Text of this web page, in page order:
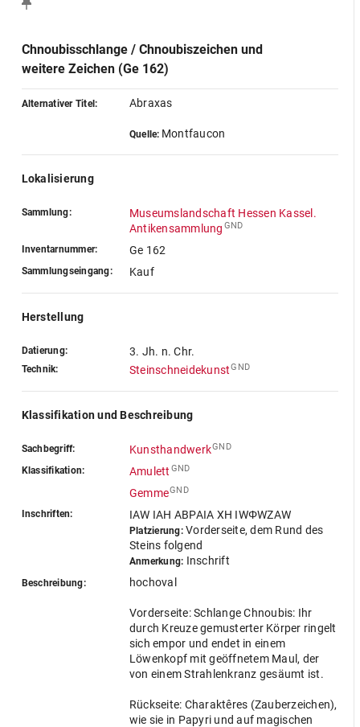
Chnoubisschlange / Chnoubiszeichen und
weitere Zeichen (Ge 162)
Alternativer Titel: Abraxas
Quelle: Montfaucon
Lokalisierung
Sammlung:
Museumslandschaft Hessen Kassel.
Antikensammlung GND
Inventarnummer: Ge 162
Sammlungseingang: Kauf
Herstellung
Datierung: 3. Jh. n. Chr.
Technik: SteinschneidekunstGND
Klassifikation und Beschreibung
Sachbegriff: KunsthandwerkGND
Klassifikation: Amulett GND
GemmeGND
Inschriften: IAW IAH ABPAIA XH IWΦWZAW
Platzierung:Vorderseite, dem Rund des
Steins folgend
Anmerkung: Inschrift
Beschreibung: hochoval
Vorderseite: Schlange Chnoubis: Ihr
durch Kreuze gemusterter Körper ringelt
sich empor und endet in einem
Löwenkopf mit geöffnetem Maul, der
von einem Strahlenkranz gesäumt ist.
Rückseite: Charaktêres (Zauberzeichen),
wie sie in Papyri und auf magischen